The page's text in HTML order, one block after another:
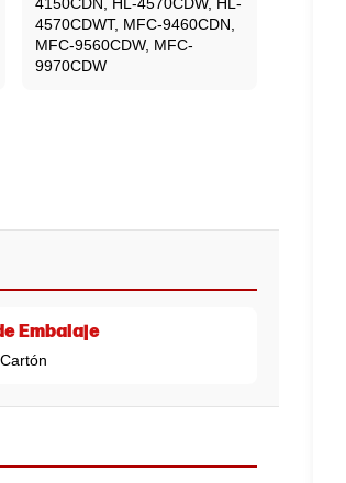
4570CDWT, MFC-9460CDN,
MFC-9560CDW, MFC-
9970CDW
Embalaje